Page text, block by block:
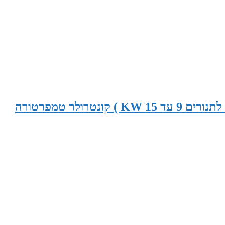
9-15 KW פיקוד לתנור סאונה (הלוח מתאים לתנורים 9 עד 15 KW ) קונטרולר טמפרטורה